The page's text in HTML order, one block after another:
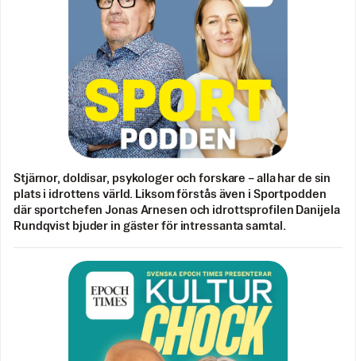
Stjärnor, doldisar, psykologer och forskare – alla har de sin
plats i idrottens värld. Liksom förstås även i Sportpodden
där sportchefen Jonas Arnesen och idrottsprofilen Danijela
Rundqvist bjuder in gäster för intressanta samtal.